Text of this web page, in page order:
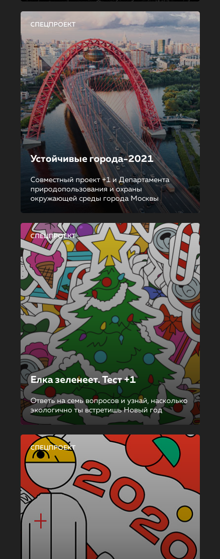
СПЕЦПРОЕКТ
Устойчивые города-2021
Совместный проект +1 и Департамента
природопользования и охраны
окружающей среды города Москвы
СПЕЦПРОЕКТ
Елка зеленеет. Тест +1
Ответь на семь вопросов и узнай, насколько
экологично ты встретишь Новый год
СПЕЦПРОЕКТ